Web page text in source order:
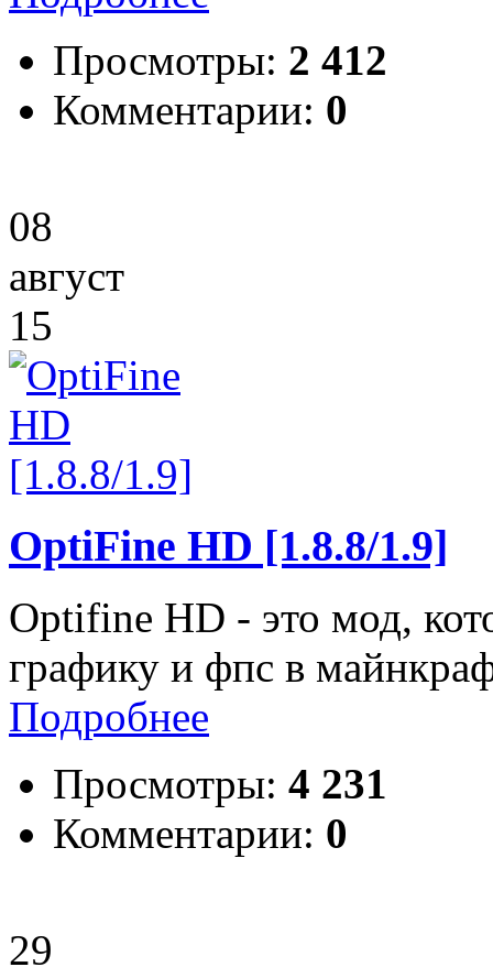
Просмотры: 2 412
Комментарии: 0
08
август
15
OptiFine HD [1.8.8/1.9]
Optifine HD - это мод,
графику и фпс в
Подробнее
Просмотры: 4 231
Комментарии: 0
29